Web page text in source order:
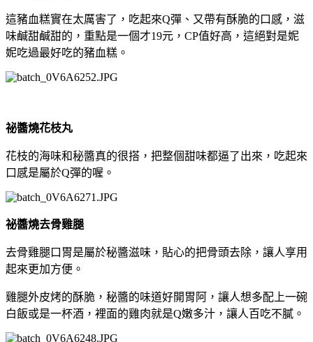
這豬血糕實在太厲害了，吃起來Q彈、又帶有酥脆的口感，滋
味鹹甜鹹甜的，重點是一個才19元，CP值好高，這絕對是妮
妮吃過最好吃的豬血糕。
祕醬燒花枝丸
花枝的海味和秘醬真的很搭，把整個甜味都逼了出來，吃起來
口感是屬於Q彈的喔。
祕醬燒去骨雞腿
去骨雞腿口胃是屬於秘醬滋味，貼心的把骨頭去除，讓人享用
起來更加方便。
雞腿外皮烤的酥脆，秘醬的味道好開胃阿，讓人想多配上一碗
白飯或是一杯酒，裡面的雞肉就是Q嫩多汁 ，讓人百吃不膩。